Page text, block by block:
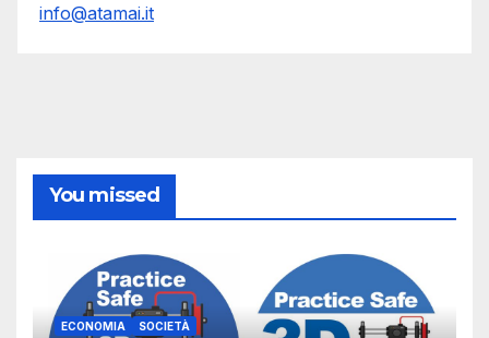
info@atamai.it
You missed
ECONOMIA SOCIETÀ